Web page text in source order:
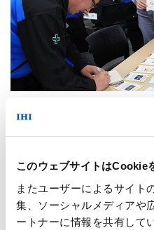
このウェブサイトはCookie
またユーザーによるサイト
集、ソーシャルメディアや
ートナーに情報を共有して
2026年03月31日
相馬工場にて、カーボンニュ